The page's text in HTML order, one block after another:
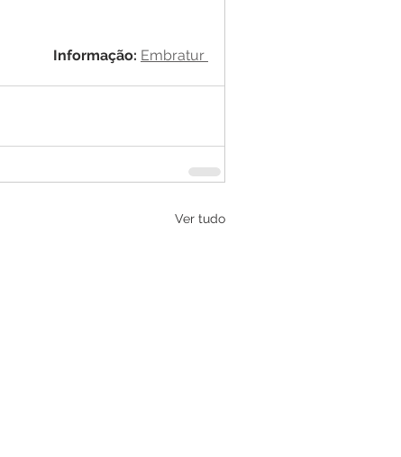
Informação: Embratur
Ver tudo